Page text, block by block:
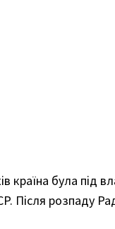
країна була під
Після розпаду